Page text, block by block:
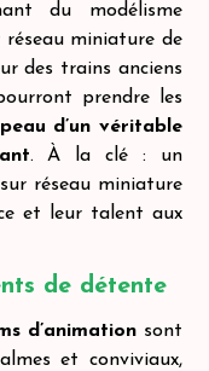
du modélisme
miniature de
des trains anciens
prendre les
d’un véritable
. À la clé : un
réseau miniature
et leur talent aux
de détente
d’animationsont
et conviviaux,